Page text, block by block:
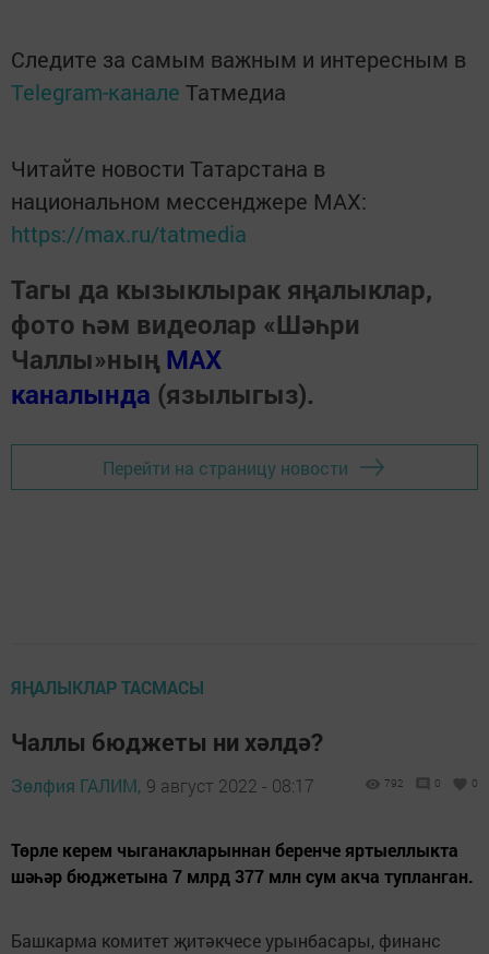
Следите за самым важным и интересным в
Telegram-канале Татмедиа
Читайте новости Татарстана в
национальном мессенджере MАХ:
https://max.ru/tatmedia
Тагы да кызыклырак яңалыклар,
фото һәм видеолар «Шәһри
Чаллы»ның MAX
каналында (язылыгыз).
Перейти на страницу новости
ЯҢАЛЫКЛАР ТАСМАСЫ
Чаллы бюджеты ни хәлдә?
Зөлфия ГАЛИМ, 9 август 2022 - 08:17 792 0 0
Төрле керем чыганакларыннан беренче яртыеллыкта
шәһәр бюджетына 7 млрд 377 млн сум акча тупланган.
Башкарма комитет җитәкчесе урынбасары, финанс